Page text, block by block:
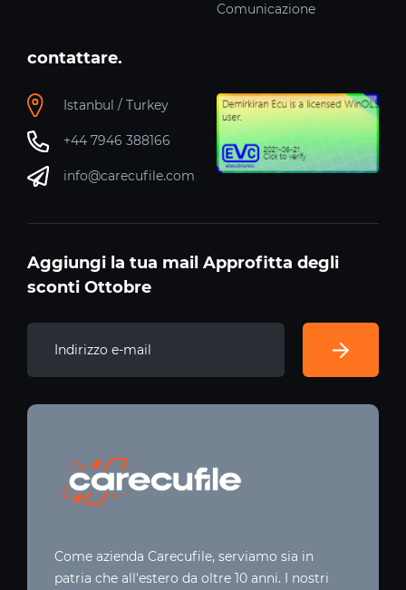
Comunicazione
contattare.
Istanbul / Turkey
+44 7946 388166
info@carecufile.com
Aggiungi la tua mail Approfitta degli
sconti Ottobre
Come azienda Carecufile, serviamo sia in
patria che all'estero da oltre 10 anni. I nostri